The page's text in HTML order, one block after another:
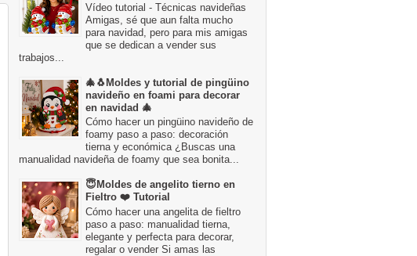
Vídeo tutorial - Técnicas navideñas
Amigas, sé que aun falta mucho
para navidad, pero para mis amigas
que se dedican a vender sus
trabajos...
🎄🐧Moldes y tutorial de pingüino
navideño en foami para decorar
en navidad 🎄
Cómo hacer un pingüino navideño de
foamy paso a paso: decoración
tierna y económica ¿Buscas una
manualidad navideña de foamy que sea bonita...
😇Moldes de angelito tierno en
Fieltro ❤️ Tutorial
Cómo hacer una angelita de fieltro
paso a paso: manualidad tierna,
elegante y perfecta para decorar,
regalar o vender Si amas las